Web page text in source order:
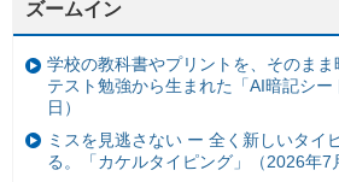
ズームイン
学校の教科書やプリントを、そのま
テスト勉強から生まれた「AI暗記シ
日）
ミスを見逃さない ー 全く新しいタイ
る。「カケルタイピング」（2026年7